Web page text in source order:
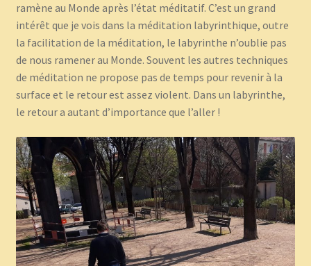
ramène au Monde après l’état méditatif. C’est un grand
intérêt que je vois dans la méditation labyrinthique, outre
la facilitation de la méditation, le labyrinthe n’oublie pas
de nous ramener au Monde. Souvent les autres techniques
de méditation ne propose pas de temps pour revenir à la
surface et le retour est assez violent. Dans un labyrinthe,
le retour a autant d’importance que l’aller !